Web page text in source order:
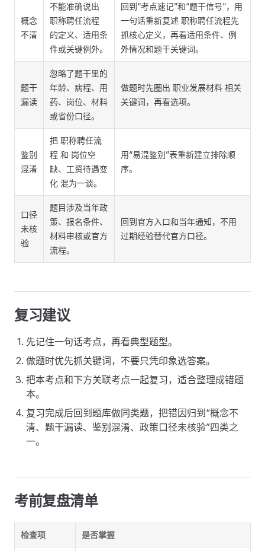
概念
不清
不能准确说出
职称聘任流程
的定义、适用条
件或关键例外。
回到“考点速记”和“题干信号”，用
一句话重新复述 职称聘任流程先
抓核心定义，再看适用条件、例
外情况和题干关键词。
题干
漏读
忽略了题干里的
年龄、病程、用
药、岗位、材料
或省份口径。
做题时先圈出 职业发展材料 相关
关键词，再看选项。
鉴别
混淆
把 职称聘任流
程 和 岗位空
缺、工资待遇变
化 混为一谈。
用“易混鉴别”表重新建立排除顺
序。
口径
未核
验
题目涉及当年政
策、报名条件、
材料审核或官方
流程。
回到官方入口和当年通知，不用
过期经验替代官方口径。
复习建议
先记住一句话考点，再看典型题型。
做题时优先抓关键词，不要只凭印象选答案。
把本考点和下方关联考点一起复习，适合整理成错题
本。
复习完成后回到题库做同类题，把错因归到“概念不
清、题干漏读、鉴别混淆、政策口径未核验”四类之
一。
考前复盘清单
检查项 是否掌握